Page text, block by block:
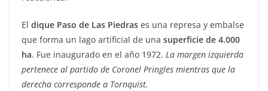
El dique Paso de Las Piedras es una represa y embalse
que forma un lago artificial de una superficie de 4.000
ha. Fue inaugurado en el año 1972. La margen izquierda
pertenece al partido de Coronel Pringles mientras que la
derecha corresponde a Tornquist.